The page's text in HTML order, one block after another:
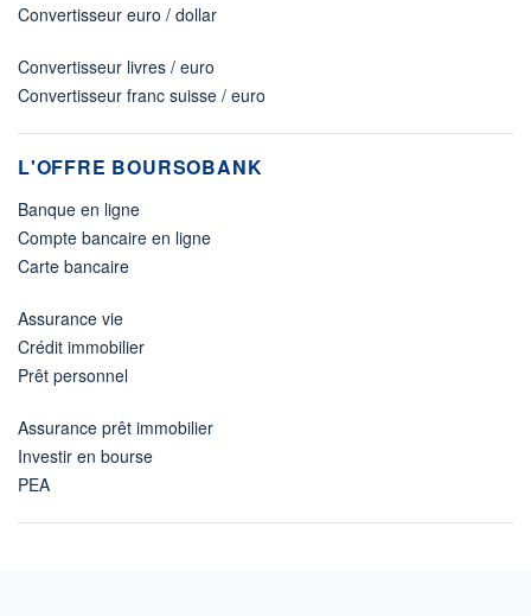
Convertisseur euro / dollar
Convertisseur livres / euro
Convertisseur franc suisse / euro
L'OFFRE BOURSOBANK
Banque en ligne
Compte bancaire en ligne
Carte bancaire
Assurance vie
Crédit immobilier
Prêt personnel
Assurance prêt immobilier
Investir en bourse
PEA